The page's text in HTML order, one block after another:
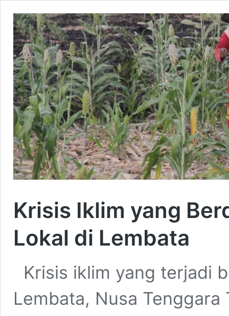
Krisis Iklim yang
Lokal di Lembata
Krisis iklim yang terjadi
Lembata, Nusa Tenggara